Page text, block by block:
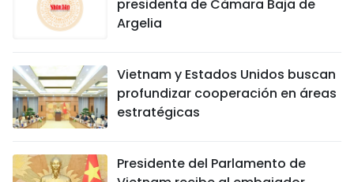
presidenta de Cámara Baja de
Argelia
Vietnam y Estados Unidos buscan
profundizar cooperación en áreas
estratégicas
Presidente del Parlamento de